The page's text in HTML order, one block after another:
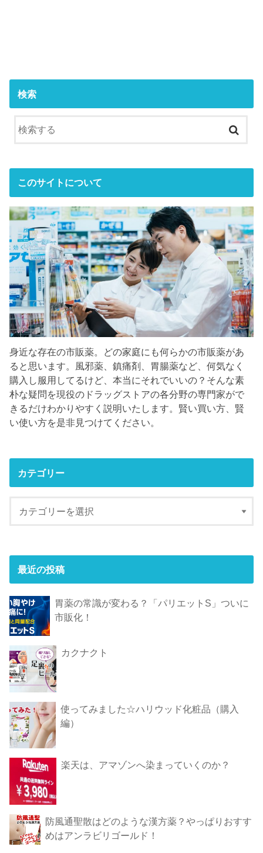
検索
このサイトについて
身近な存在の市販薬。どの家庭にも何らかの市販薬があ
ると思います。風邪薬、鎮痛剤、胃腸薬など、何気なく
購入し服用してるけど、本当にそれでいいの？そんな素
朴な疑問を現役のドラッグストアの各分野の専門家がで
きるだけわかりやすく説明いたします。賢い買い方、賢
い使い方を是非見つけてください。
カテゴリー
最近の投稿
胃薬の常識が変わる？「パリエットS」ついに
市販化！
カクナクト
使ってみました☆ハリウッド化粧品（購入
編）
楽天は、アマゾンへ染まっていくのか？
防風通聖散はどのような漢方薬？やっぱりおすす
めはアンラビリゴールド！